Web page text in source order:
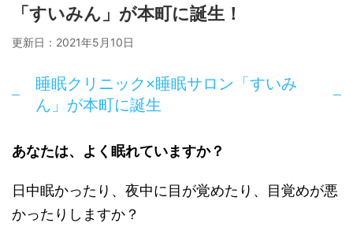
「すいみん」が本町に誕生！
更新日： 2021年5月10日
睡眠クリニック×睡眠サロン「すいみ
ん」が本町に誕生
あなたは、よく眠れていますか？
日中眠かったり、夜中に目が覚めたり、目覚めが悪
かったりしますか？